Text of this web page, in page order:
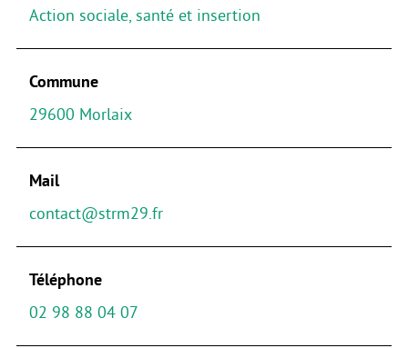
Action sociale, santé et insertion
Commune
29600 Morlaix
Mail
contact@strm29.fr
Téléphone
02 98 88 04 07